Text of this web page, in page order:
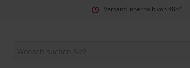
Versand innerhalb von 48h*